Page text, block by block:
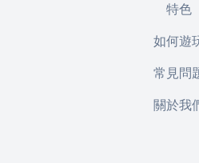
特色
如何遊
常見問
關於我